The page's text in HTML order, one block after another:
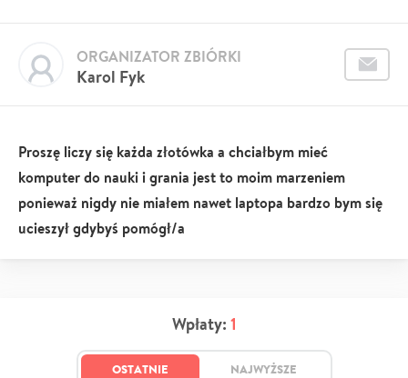
Karol Fyk
ORGANIZATOR ZBIÓRKI
Proszę liczy się każda złotówka a chciałbym mieć
komputer do nauki i grania jest to moim marzeniem
ponieważ nigdy nie miałem nawet laptopa bardzo bym się
ucieszył gdybyś pomógł/a
Wpłaty: 1
OSTATNIE NAJWYŻSZE